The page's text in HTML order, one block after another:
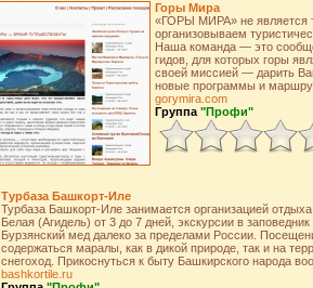
Горы Мира
«ГОРЫ МИРА» не является
организовываем
Наша команда — это
гидов, для которых горы
своей миссией — дарить
новые программы и
gorymira.com
Группа "Профи"
Турбаза Башкорт-Иле
Турбаза Башкорт-Иле занимается организацией
Белая (Агидель) от 3 до 7 дней, экскурсии в
Бурзянский мед далеко за пределами России.
содержаться маралы, как в дикой природе, так и на
снегоход. Прикоснуться к быту Башкирского народа
bashkortile.ru